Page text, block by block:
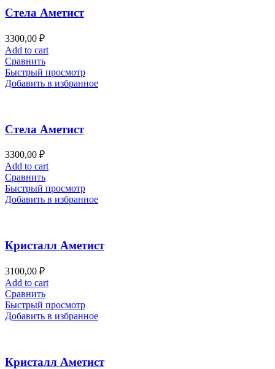
Стела Аметист
3300,00 ₽
Add to cart
Сравнить
Быстрый просмотр
Добавить в избранное
Стела Аметист
3300,00 ₽
Add to cart
Сравнить
Быстрый просмотр
Добавить в избранное
Кристалл Аметист
3100,00 ₽
Add to cart
Сравнить
Быстрый просмотр
Добавить в избранное
Кристалл Аметист